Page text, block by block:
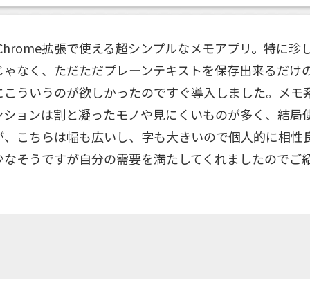
拡張で使える超シンプルなメモアプリ。特に珍
なく、ただただプレーンテキストを保存出来るだけ
ういうのが欲しかったのですぐ導入しました。メモ
ョンは割と凝ったモノや見にくいものが多く、結局
こちらは幅も広いし、字も大きいので個人的に相性
そうですが自分の需要を満たしてくれましたのでご